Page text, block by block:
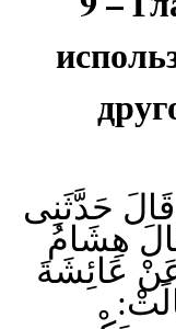
حَدَّثَنِى
هِشَامُ
عَائِشَةَ